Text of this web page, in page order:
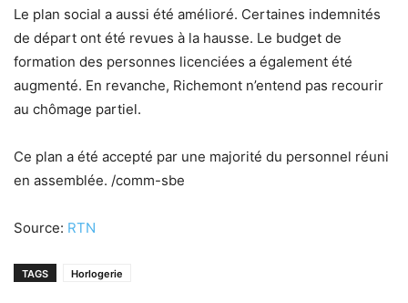
Le plan social a aussi été amélioré. Certaines indemnités
de départ ont été revues à la hausse. Le budget de
formation des personnes licenciées a également été
augmenté. En revanche, Richemont n’entend pas recourir
au chômage partiel.
Ce plan a été accepté par une majorité du personnel réuni
en assemblée. /comm-sbe
Source: RTN
TAGS Horlogerie